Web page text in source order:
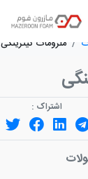
ملزومات کیترینگی
اشتراک :